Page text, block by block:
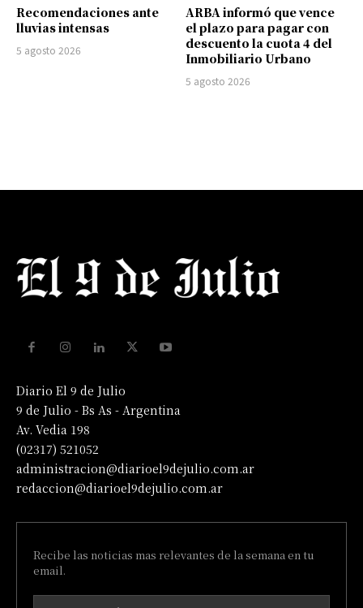
Recomendaciones ante
lluvias intensas
5 agosto 2026
ARBA informó que vence
el plazo para pagar con
descuento la cuota 4 del
Inmobiliario Urbano
5 agosto 2026
Diario El 9 de Julio
9 de Julio - Bs As - Argentina
Av. Vedia 198
(02317) 521052
administracion@diarioel9dejulio.com.ar
redaccion@diarioel9dejulio.com.ar
Recibe las noticias mas relevantes de la semana en tu
email.